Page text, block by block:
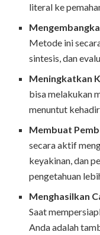
literal ke
Metode ini
sintesis, dan
Meningkatkan
bisa melakukan
menuntut
Membuat
secara aktif
keyakinan, dan
pengetahuan
Menghasilkan
Saat
Anda adalah